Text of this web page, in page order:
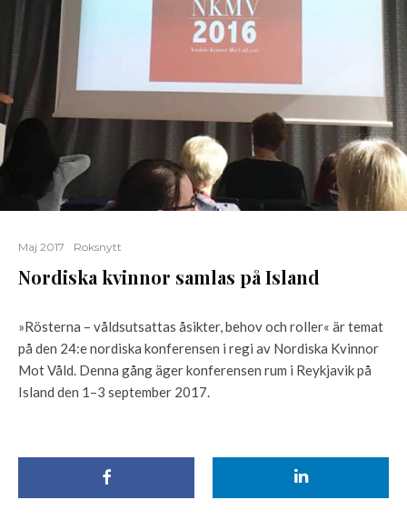
Maj 2017 Roksnytt
Nordiska kvinnor samlas på Island
»Rösterna – våldsutsattas åsikter, behov och roller« är temat
på den 24:e nordiska konferensen i regi av Nordiska Kvinnor
Mot Våld. Denna gång äger konferensen rum i Reykjavik på
Island den 1–3 september 2017.